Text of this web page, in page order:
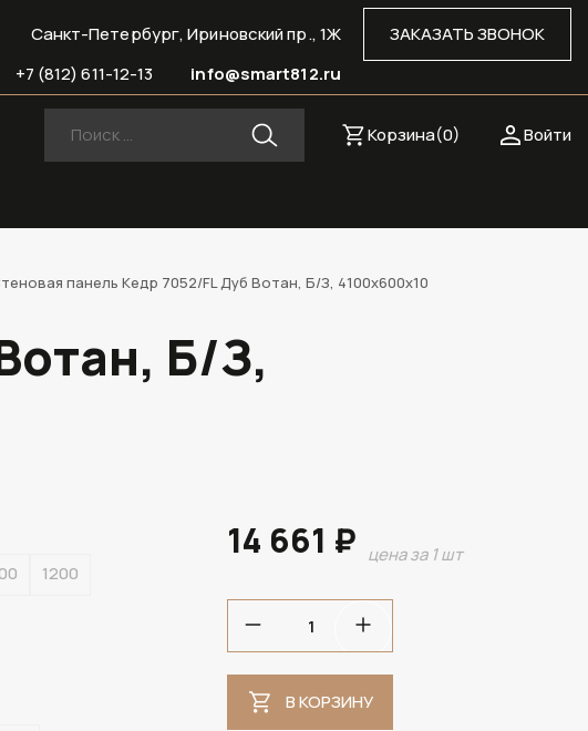
ЗАКАЗАТЬ ЗВОНОК
Санкт-Петербург, Ириновский пр., 1Ж
info@smart812.ru
+7 (812) 611-12-13
Войти
Корзина(0)
панель Кедр 7052/FL Дуб Вотан, Б/З, 4100х600х10
Б/З,
1200
14 661 ₽ цена за 1 шт
В КОРЗИНУ